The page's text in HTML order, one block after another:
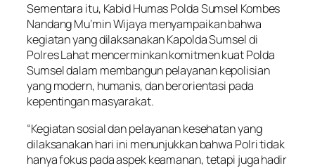
Sementara itu, Kabid Humas Polda Sumsel Kombes
Nandang Mu’min Wijaya menyampaikan bahwa
kegiatan yang dilaksanakan Kapolda Sumsel di
Polres Lahat mencerminkan komitmen kuat Polda
Sumsel dalam membangun pelayanan kepolisian
yang modern, humanis, dan berorientasi pada
kepentingan masyarakat.
“Kegiatan sosial dan pelayanan kesehatan yang
dilaksanakan hari ini menunjukkan bahwa Polri tidak
hanya fokus pada aspek keamanan, tetapi juga hadir